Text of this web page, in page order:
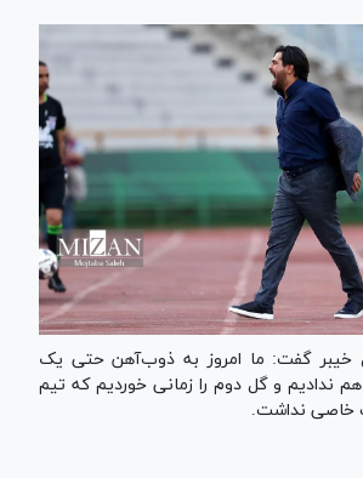
خیبر گفت: ما امروز به ذوب‌آهن حتی یک
درصدی هم ندادیم و گل دوم را زمانی خوردیم که تیم
خاصی نداشت.